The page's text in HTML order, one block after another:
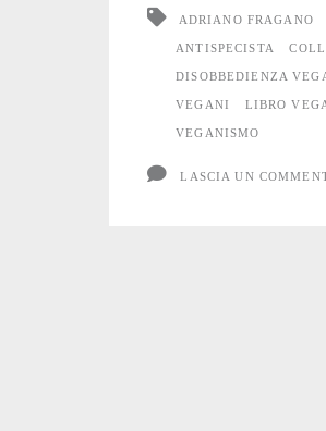
ADRIANO FRAGANO
ANTISPECISTA
DISOBBEDIENZA
VEGANI LIBRO
VEGANISMO
LASCIA UN